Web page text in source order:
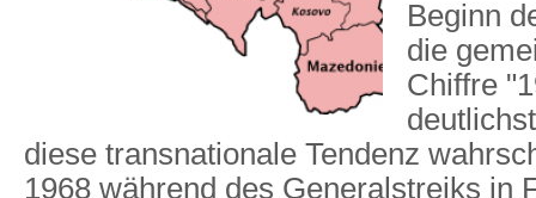
Beginn
die
Chiffre
diese transnationale Tendenz
1968 während des Generalstreiks in